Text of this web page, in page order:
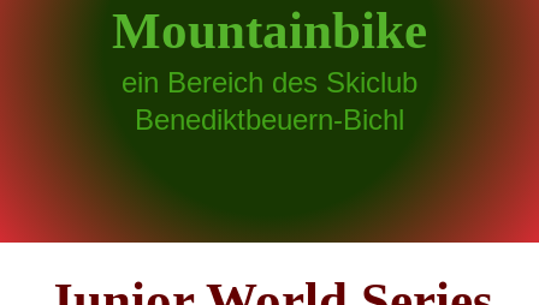
Mountainbike
ein Bereich des Skiclub
Benediktbeuern-Bichl